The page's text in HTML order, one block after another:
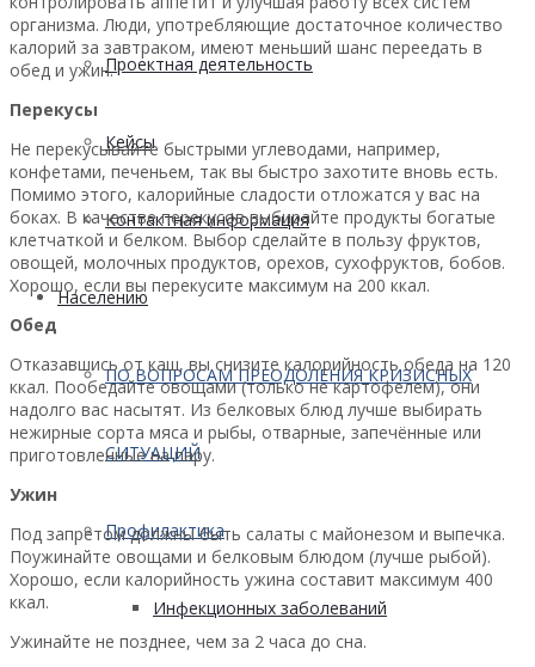
Проектная деятельность
Кейсы
Контактная информация
Населению
ПО ВОПРОСАМ ПРЕОДОЛЕНИЯ КРИЗИСНЫХ
СИТУАЦИЙ
Профилактика
Инфекционных заболеваний
организма. Люди, употребляющие достаточное количество
калорий за завтраком, имеют меньший шанс переедать в
обед и ужин.
Перекусы
Не перекусывайте быстрыми углеводами, например,
конфетами, печеньем, так вы быстро захотите вновь есть.
Помимо этого, калорийные сладости отложатся у вас на
боках. В качестве перекусов выбирайте продукты богатые
клетчаткой и белком. Выбор сделайте в пользу фруктов,
овощей, молочных продуктов, орехов, сухофруктов, бобов.
Хорошо, если вы перекусите максимум на 200 ккал.
Обед
Отказавшись от каш, вы снизите калорийность обеда на 120
ккал. Пообедайте овощами (только не картофелем), они
надолго вас насытят. Из белковых блюд лучше выбирать
нежирные сорта мяса и рыбы, отварные, запечённые или
приготовленные на пару.
Ужин
Под запретом должны быть салаты с майонезом и выпечка.
Поужинайте овощами и белковым блюдом (лучше рыбой).
Хорошо, если калорийность ужина составит максимум 400
ккал.
Ужинайте не позднее, чем за 2 часа до сна.